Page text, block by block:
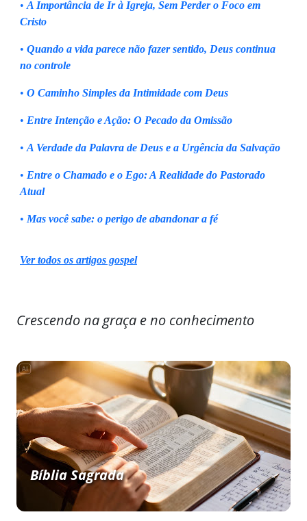
• A Importância de Ir à Igreja, Sem Perder o Foco em
Cristo
• Quando a vida parece não fazer sentido, Deus continua
no controle
• O Caminho Simples da Intimidade com Deus
• Entre Intenção e Ação: O Pecado da Omissão
• A Verdade da Palavra de Deus e a Urgência da Salvação
• Entre o Chamado e o Ego: A Realidade do Pastorado
Atual
• Mas você sabe: o perigo de abandonar a fé
Ver todos os artigos gospel
Crescendo na graça e no conhecimento
Bíblia Sagrada